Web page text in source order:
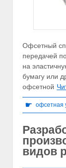
Офсетный
передачей
на
бумагу или
офсетной
☛ офсетная
видов